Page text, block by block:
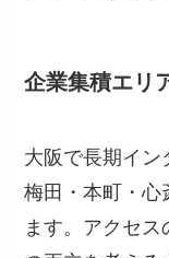
企業集積エリ
大阪で長期イン
梅田・本町・心
ます。アクセス